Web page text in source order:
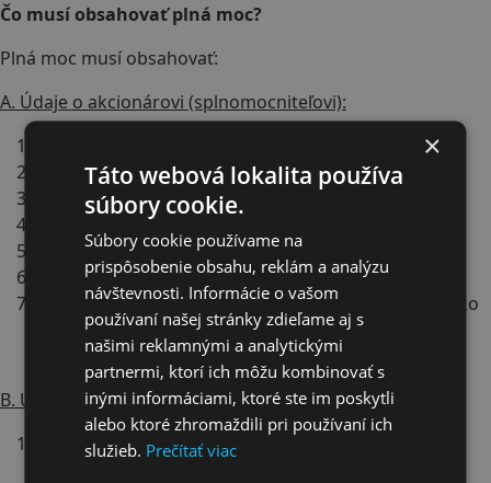
Čo musí obsahovať plná moc?
Plná moc musí obsahovať:
A. Údaje o akcionárovi (splnomocniteľovi):
Sídlo akcionára
IČO akcionára
Počet akcií akcionára
Menovitú hodnotu akcií akcionára
Úradne overený podpis akcionára
Prílohou plnej moci musí byť aktuálne (nie staršie ako
3 mesiace) overené osvedčenie o zvolení do funkcie
starostu obce alebo primátora mesta
B. Údaje o splnomocnenej osobe (splnomocnencovi):
Ak je splnomocnenec právnická osoba: obchodné
×
Táto webová lokalita používa
súbory cookie.
Súbory cookie používame na
prispôsobenie obsahu, reklám a analýzu
návštevnosti. Informácie o vašom
používaní našej stránky zdieľame aj s
našimi reklamnými a analytickými
partnermi, ktorí ich môžu kombinovať s
inými informáciami, ktoré ste im poskytli
alebo ktoré zhromaždili pri používaní ich
služieb. Prečítať viac